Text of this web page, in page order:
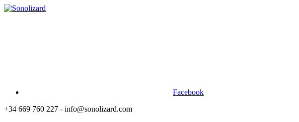
Facebook
+34 669 760 227 - info@sonolizard.com